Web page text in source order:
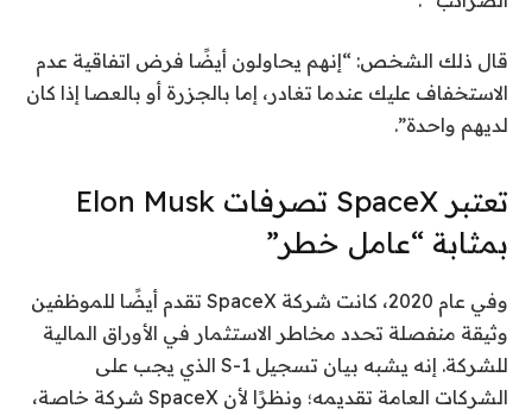
قال ذلك الشخص: “إنهم يحاولون أيضًا فرض اتفاقية عدم
الاستخفاف عليك عندما تغادر، إما بالجزرة أو بالعصا إذا كان
لديهم واحدة”.
تعتبر SpaceX تصرفات Elon Musk
بمثابة “عامل خطر”
وفي عام 2020، كانت شركة SpaceX تقدم أيضًا للموظفين
وثيقة منفصلة تحدد مخاطر الاستثمار في الأوراق المالية
للشركة. إنه يشبه بيان تسجيل S-1 الذي يجب على
الشركات العامة تقديمه؛ ونظرًا لأن SpaceX شركة خاصة،